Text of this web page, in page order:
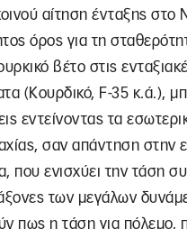
αίτηση ένταξης
όρος για τη
βέτο στις
(Κουρδικό, F-35 κ.ά.),
εντείνοντας τα
σαν απάντηση στην
που ενισχύει την τάση
των μεγάλων
πως η τάση για πόλεμο,